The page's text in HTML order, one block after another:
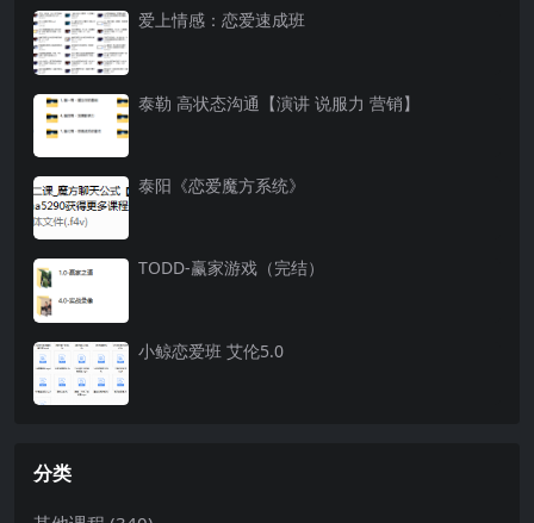
爱上情感：恋爱速成班
泰勒 高状态沟通【演讲 说服力 营销】
泰阳《恋爱魔方系统》
TODD-赢家游戏（完结）
小鲸恋爱班 艾伦5.0
分类